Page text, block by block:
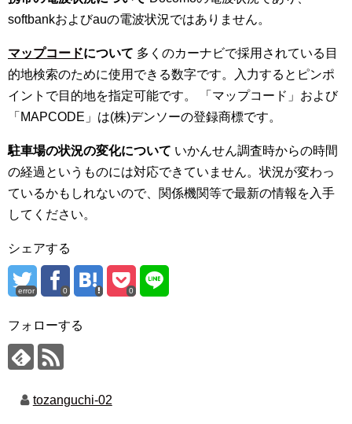
softbankおよびauの電波状況ではありません。
マップコードについて 多くのカーナビで採用されている目
的地検索のために使用できる数字です。入力するとピンポ
イントで目的地を指定可能です。 「マップコード」および
「MAPCODE」は(株)デンソーの登録商標です。
駐車場の状況の変化について いかんせん調査時からの時間
の経過というものには対応できていません。状況が変わっ
ているかもしれないので、関係機関等で最新の情報を入手
してください。
シェアする
error 0 0
フォローする
tozanguchi-02